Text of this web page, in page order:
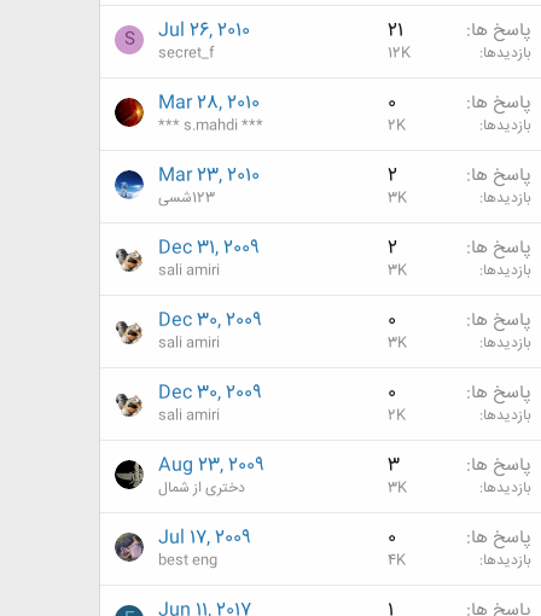
پاسخ ها 21
بازدیدها 12K
Jul 26, 2010
secret_f
S
پاسخ ها 0
بازدیدها 2K
Mar 28, 2010
*** s.mahdi ***
پاسخ ها 2
بازدیدها 3K
Mar 23, 2010
123شسی
پاسخ ها 2
بازدیدها 3K
Dec 31, 2009
sali amiri
پاسخ ها 0
بازدیدها 3K
Dec 30, 2009
sali amiri
پاسخ ها 0
بازدیدها 2K
Dec 30, 2009
sali amiri
پاسخ ها 3
بازدیدها 3K
Aug 23, 2009
دختری از شمال
پاسخ ها 0
بازدیدها 4K
Jul 17, 2009
best eng